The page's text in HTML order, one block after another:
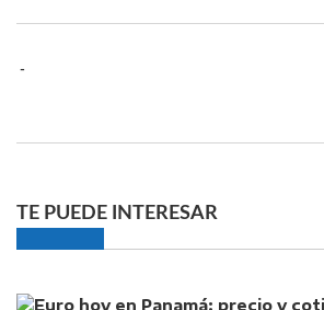
-
TE PUEDE INTERESAR